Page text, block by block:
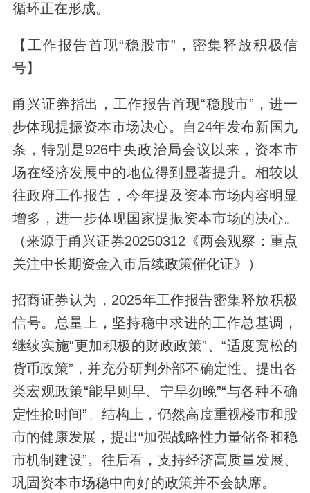
循环正在形成。
【工作报告首现“稳股市”，密集释放积极信
号】
甬兴证券指出，工作报告首现“稳股市”，进一
步体现提振资本市场决心。自24年发布新国九
条，特别是926中央政治局会议以来，资本市
场在经济发展中的地位得到显著提升。相较以
往政府工作报告，今年提及资本市场内容明显
增多，进一步体现国家提振资本市场的决心。
（来源于甬兴证券20250312《两会观察：重点
关注中长期资金入市后续政策催化证》）
招商证券认为，2025年工作报告密集释放积极
信号。总量上，坚持稳中求进的工作总基调，
继续实施“更加积极的财政政策”、“适度宽松的
货币政策”，并充分研判外部不确定性、提出各
类宏观政策“能早则早、宁早勿晚”“与各种不确
定性抢时间”。结构上，仍然高度重视楼市和股
市的健康发展，提出“加强战略性力量储备和稳
市机制建设”。往后看，支持经济高质量发展、
巩固资本市场稳中向好的政策并不会缺席。